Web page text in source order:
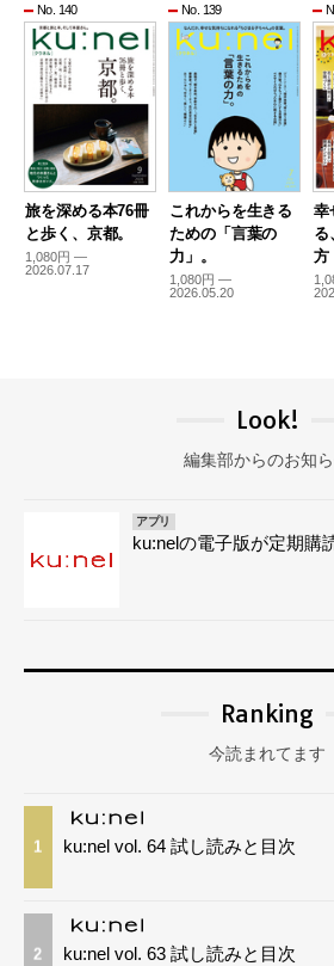
No. 140
旅を深める本76冊
と歩く、京都。
1,080円 —
2026.07.17
No. 139
これからを生きる
ための「言葉の
力」。
1,080円 —
2026.05.20
幸
る
方
Look!
編集部からのお知
アプリ
ku:nelの電子版が定期購
Ranking
今読まれてます
1 ku:nel vol. 64 試し読みと目次
2 ku:nel vol. 63 試し読みと目次